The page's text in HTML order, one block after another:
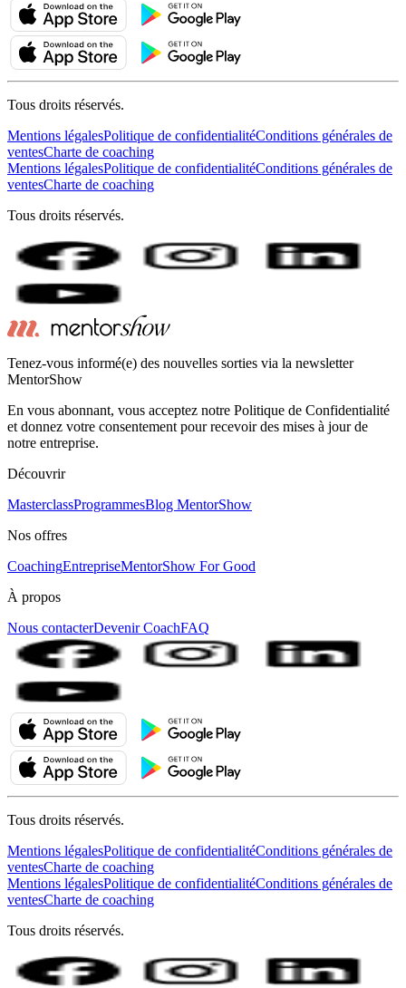
Tous droits réservés.
Mentions légalesPolitique de confidentialitéConditions générales de
ventesCharte de coaching
Mentions légalesPolitique de confidentialitéConditions générales de
ventesCharte de coaching
Tous droits réservés.
Tenez-vous informé(e) des nouvelles sorties via la newsletter
MentorShow
En vous abonnant, vous acceptez notre Politique de Confidentialité
et donnez votre consentement pour recevoir des mises à jour de
notre entreprise.
Découvrir
MasterclassProgrammesBlog MentorShow
Nos offres
CoachingEntrepriseMentorShow For Good
À propos
Nous contacterDevenir CoachFAQ
Tous droits réservés.
Mentions légalesPolitique de confidentialitéConditions générales de
ventesCharte de coaching
Mentions légalesPolitique de confidentialitéConditions générales de
ventesCharte de coaching
Tous droits réservés.